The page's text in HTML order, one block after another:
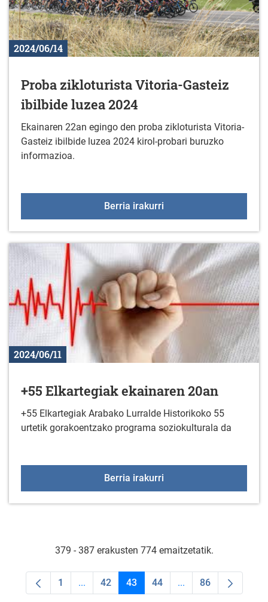
2024/06/14
Proba zikloturista Vitoria-Gasteiz
ibilbide luzea 2024
Ekainaren 22an egingo den proba zikloturista Vitoria-
Gasteiz ibilbide luzea 2024 kirol-probari buruzko
informazioa.
Berria irakurri
2024/06/11
+55 Elkartegiak ekainaren 20an
+55 Elkartegiak Arabako Lurralde Historikoko 55
urtetik gorakoentzako programa soziokulturala da
Berria irakurri
379 - 387 erakusten 774 emaitzetatik.
Orrialdea
1 ...Intermediate Pages Use TAB to navigate.
Orrialdea
42 Orrialdea
43 Orrialdea
44 ...Intermediate Pages
Orrialdea
86